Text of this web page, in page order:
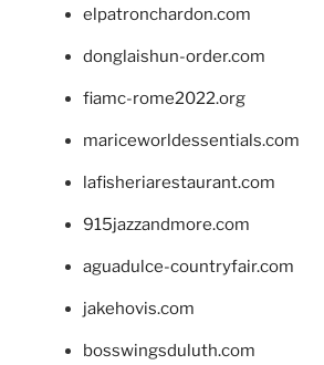
elpatronchardon.com
donglaishun-order.com
fiamc-rome2022.org
mariceworldessentials.com
lafisheriarestaurant.com
915jazzandmore.com
aguadulce-countryfair.com
jakehovis.com
bosswingsduluth.com